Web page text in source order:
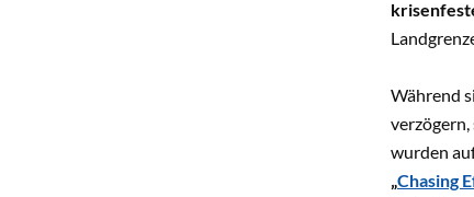
Während
wurden
„Chasing